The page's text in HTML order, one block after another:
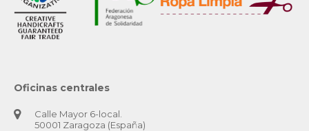
Oficinas centrales
Calle Mayor 6-local.
50001 Zaragoza (España)